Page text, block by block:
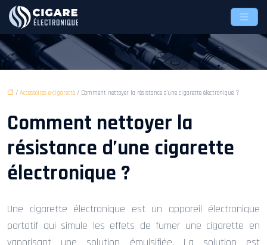
/ Accessoires e-cigarette / Comment nettoyer la résistance d’une cigarette électronique ?
Comment nettoyer la
résistance d’une cigarette
électronique ?
Une cigarette électronique est un appareil électronique
portatif qui simule les effets de fumer une cigarette en
vaporisant une solution émulsifiée. La solution est